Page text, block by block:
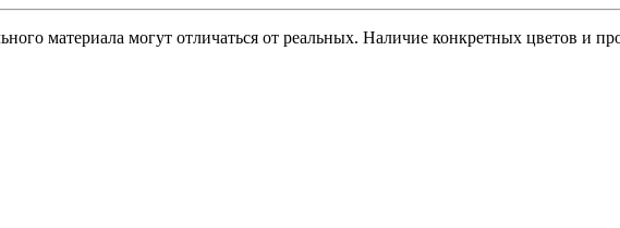
материала могут отличаться от реальных. Наличие конкретных цветов и